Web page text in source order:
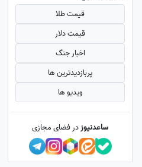
قیمت طلا
قیمت دلار
اخبار جنگ
پربازدید‌ترین ها
ویدیو ها
ساعدنیوزدر فضای مجازی